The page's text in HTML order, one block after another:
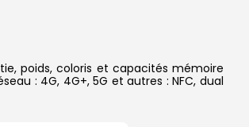
poids, coloris et capacités mémoire
: 4G, 4G+, 5G et autres : NFC, dual